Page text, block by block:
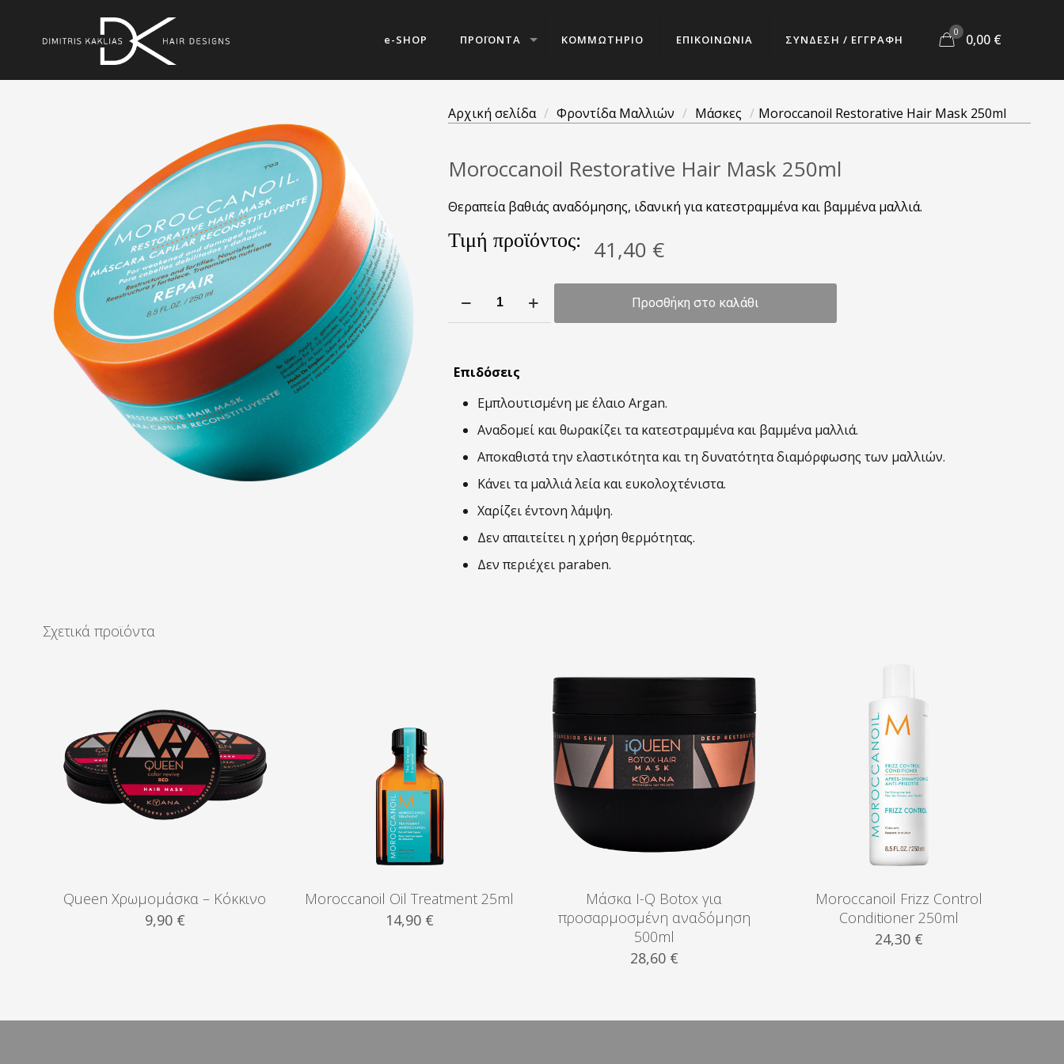
e-SHOP ΠΡΟΪΟΝΤΑ ΚΟΜΜΩΤΗΡΙΟ ΕΠΙΚΟΙΝΩΝΙΑ ΣΥΝΔΕΣΗ / ΕΓΓΡΑΦΗ
0 0,00 €
Αρχική σελίδα / Φροντίδα Μαλλιών / Μάσκες / Moroccanoil Restorative Hair Mask 250ml
Moroccanoil Restorative Hair Mask 250ml
Θεραπεία βαθιάς αναδόμησης, ιδανική για κατεστραμμένα και βαμμένα μαλλιά.
Τιμή προϊόντος: 41,40 €
Restorative
250ml
Προσθήκη στο καλάθι
Επιδόσεις
Εμπλουτισμένη με έλαιο Argan.
Αναδομεί και θωρακίζει τα κατεστραμμένα και βαμμένα μαλλιά.
Αποκαθιστά την ελαστικότητα και τη δυνατότητα διαμόρφωσης των μαλλιών.
Κάνει τα μαλλιά λεία και ευκολοχτένιστα.
Χαρίζει έντονη λάμψη.
Δεν απαιτείτει η χρήση θερμότητας.
Δεν περιέχει paraben.
Σχετικά προϊόντα
Queen Χρωμομάσκα – Κόκκινο
9,90 €
Moroccanoil Oil Treatment 25ml
14,90 €
Μάσκα I-Q Botox για
προσαρμοσμένη αναδόμηση
500ml
28,60 €
Moroccanoil Frizz Control
Conditioner 250ml
24,30 €